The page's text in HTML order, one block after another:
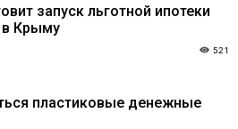
запуск льготной ипотеки
в Крыму
521
пластиковые денежные